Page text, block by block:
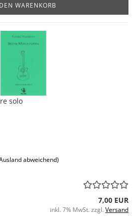
WARENKORB
solo
abweichend)
7,00 EUR
inkl. 7% MwSt. zzgl. Versand